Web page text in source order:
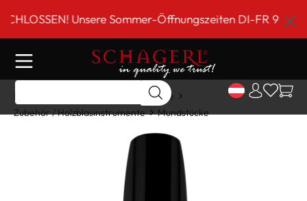
springen
Unsere Sommer-Öffnungszeiten DI-FR 9 bis 18
Home
Holzblasinstrumente
Zubehör / Holzblasinstrumente
Mundstücke